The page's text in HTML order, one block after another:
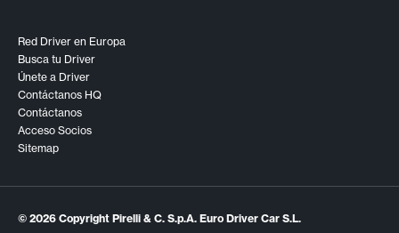
Red Driver en Europa
Busca tu Driver
Únete a Driver
Contáctanos HQ
Contáctanos
Acceso Socios
Sitemap
© 2026 Copyright Pirelli & C. S.p.A. Euro Driver Car S.L.